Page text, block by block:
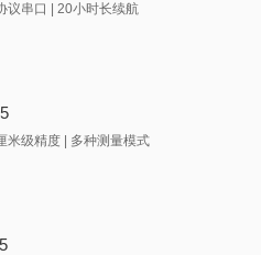
议串口 | 20小时长续航
米级精度 | 多种测量模式